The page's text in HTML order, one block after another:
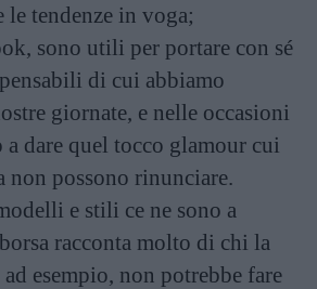
tendenze in voga;
sono utili per portare con sé
di cui abbiamo
giornate, e nelle occasioni
dare quel tocco glamour cui
non possono rinunciare.
e stili ce ne sono a
racconta molto di chi la
ad esempio, non potrebbe fare